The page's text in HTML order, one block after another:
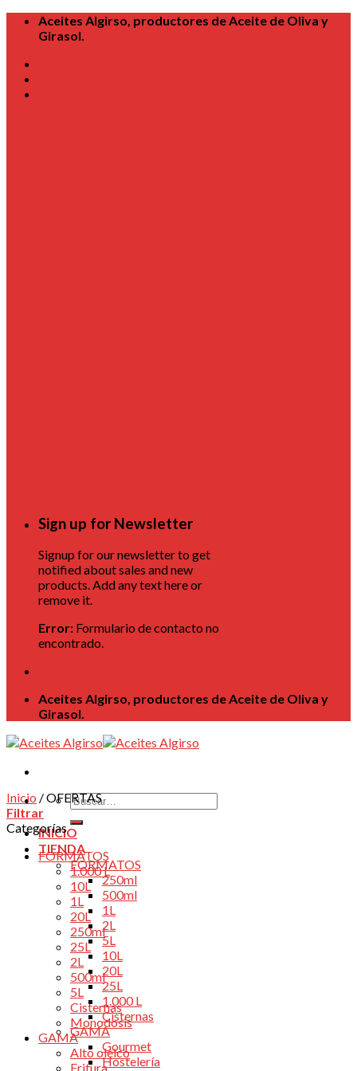
Skip
Aceites Algirso, productores de Aceite de Oliva y
Girasol.
Sign up for Newsletter
Signup for our newsletter to get
notified about sales and new
products. Add any text here or
remove it.
Error: Formulario de contacto no
encontrado.
Aceites Algirso, productores de Aceite de Oliva y
Girasol.
Buscar
por:
INICIO
TIENDA
FORMATOS
250ml
500ml
1L
2L
5L
10L
20L
25L
1.000 L
Cisternas
GAMA
Gourmet
Hostelería
Inicio /OFERTAS
Filtrar
Categorías
FORMATOS
1.000 L
10L
1L
20L
250ml
25L
2L
500ml
5L
Cisternas
Monodosis
GAMA
Alto oleico
Fritura